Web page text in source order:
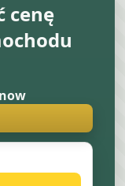
cenę